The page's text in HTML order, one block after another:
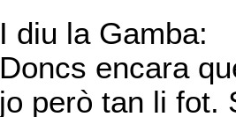
I diu la Gamba:
Doncs encara
jo però tan li fot.